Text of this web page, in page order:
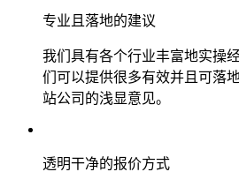
专业且落地的建议
我们具有各个行业丰富地实操
们可以提供很多有效并且可落
站公司的浅显意见。
透明干净的报价方式